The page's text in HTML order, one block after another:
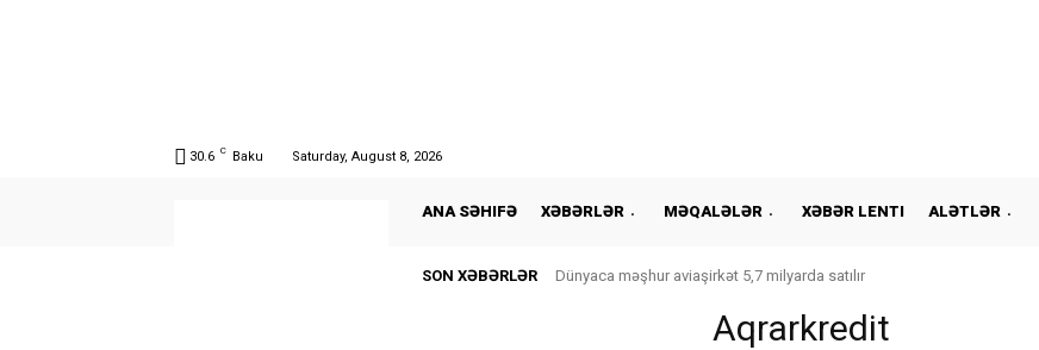
30.6 C Baku Saturday, August 8, 2026
ANA SƏHIFƏ XƏBƏRLƏR MƏQALƏLƏR XƏBƏR LENTI ALƏTLƏR
SON XƏBƏRLƏR Dünyaca məşhur aviaşirkət 5,7 milyarda satılır
Aqrarkredit